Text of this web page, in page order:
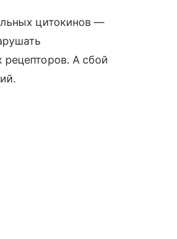
цитокинов —
А сбой